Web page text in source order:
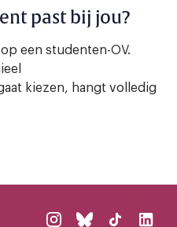
past bij jou?
een studenten-OV.
kiezen, hangt volledig